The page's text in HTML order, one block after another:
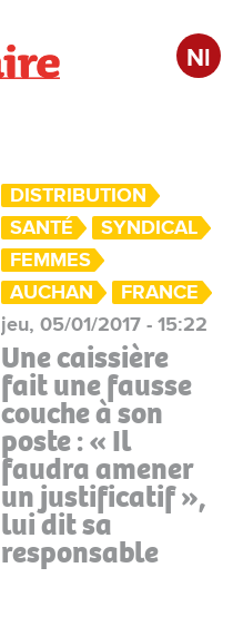
Nl
DISTRIBUTION
SANTÉ
SYNDICAL
FEMMES
AUCHAN
FRANCE
jeu, 05/01/2017 - 15:22
Une caissière
fait une fausse
couche à son
poste : « Il
faudra amener
un justificatif »,
lui dit sa
responsable